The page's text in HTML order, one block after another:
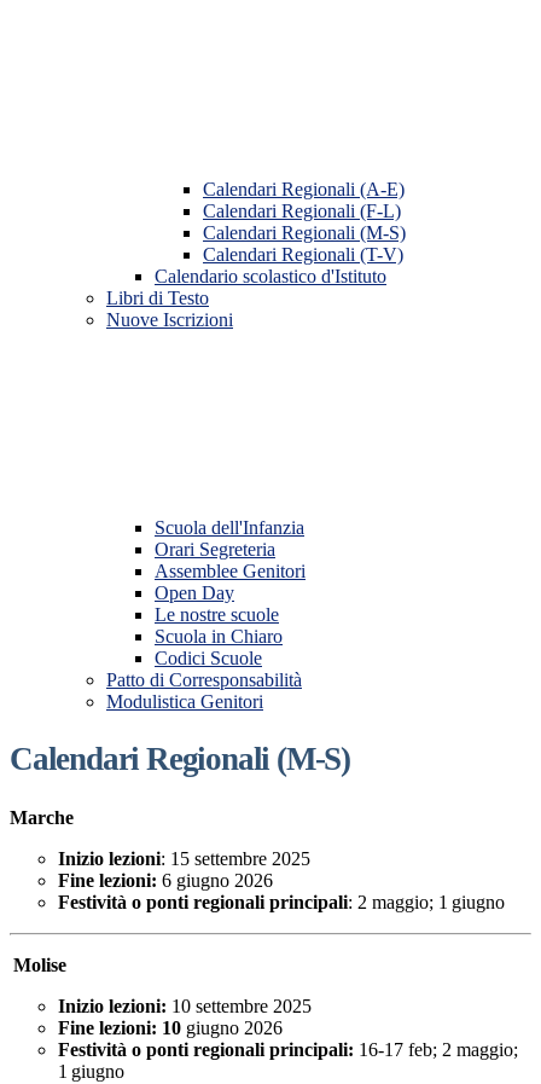
Calendari Regionali (A-E)
Calendari Regionali (F-L)
Calendari Regionali (M-S)
Calendari Regionali (T-V)
Calendario scolastico d'Istituto
Libri di Testo
Nuove Iscrizioni
Scuola dell'Infanzia
Orari Segreteria
Assemblee Genitori
Open Day
Le nostre scuole
Scuola in Chiaro
Codici Scuole
Patto di Corresponsabilità
Modulistica Genitori
Calendari Regionali (M-S)
Marche
Inizio lezioni: 15 settembre 2025
Fine lezioni: 6 giugno 2026
Festività o ponti regionali principali: 2 maggio; 1 giugno
Molise
Inizio lezioni: 10 settembre 2025
Fine lezioni: 10 giugno 2026
Festività o ponti regionali principali: 16‑17 feb; 2 maggio;
1 giugno